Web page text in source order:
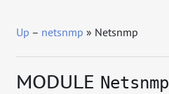
Up – netsnmp » Netsnmp
MODULE Netsnmp